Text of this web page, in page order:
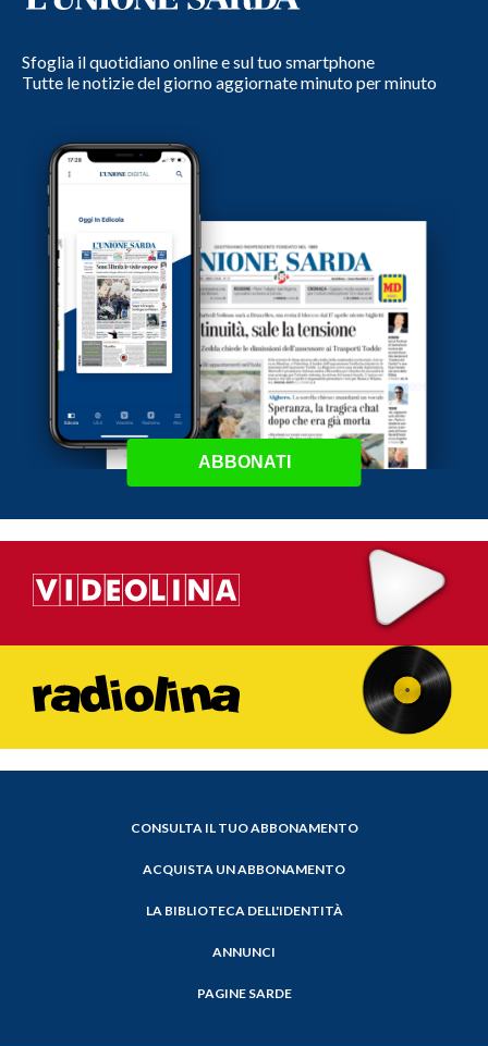
Sfoglia il quotidiano online e sul tuo smartphone
Tutte le notizie del giorno aggiornate minuto per minuto
ABBONATI
CONSULTA IL TUO ABBONAMENTO
ACQUISTA UN ABBONAMENTO
LA BIBLIOTECA DELL'IDENTITÀ
ANNUNCI
PAGINE SARDE